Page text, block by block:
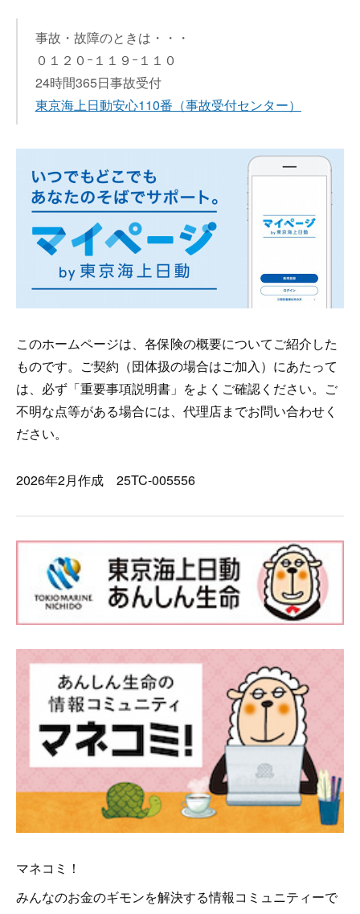
事故・故障のときは・・・
０１２０ｰ１１９ｰ１１０
24時間365日事故受付
東京海上日動安心110番 （事故受付センター）
このホームページは、各保険の概要についてご紹介した
ものです。ご契約（団体扱の場合はご加入）にあたって
は、必ず「重要事項説明書」をよくご確認ください。ご
不明な点等がある場合には、代理店までお問い合わせく
ださい。
2026年2月作成 25TC-005556
マネコミ！
みんなのお金のギモンを解決する情報コミュニティーで